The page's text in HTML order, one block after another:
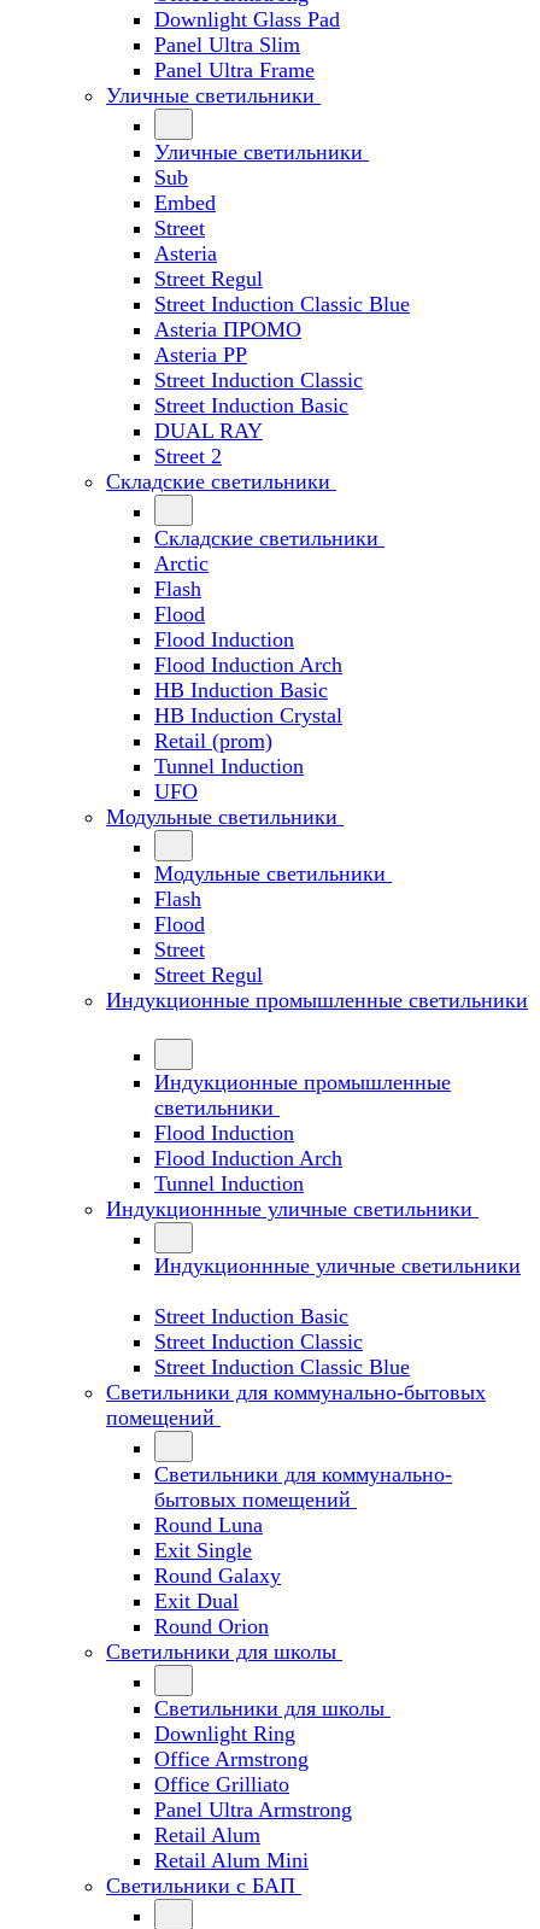
Downlight Glass Pad
Panel Ultra Slim
Panel Ultra Frame
Уличные светильники
Уличные светильники
Sub
Embed
Street
Asteria
Street Regul
Street Induction Classic Blue
Asteria ПРОМО
Asteria PP
Street Induction Classic
Street Induction Basic
DUAL RAY
Street 2
Складские светильники
Складские светильники
Arctic
Flash
Flood
Flood Induction
Flood Induction Arch
HB Induction Basic
HB Induction Crystal
Retail (prom)
Tunnel Induction
UFO
Модульные светильники
Модульные светильники
Flash
Flood
Street
Street Regul
Индукционные промышленные светильники
Индукционные промышленные
светильники
Flood Induction
Flood Induction Arch
Tunnel Induction
Индукционнные уличные светильники
Индукционнные уличные светильники
Street Induction Basic
Street Induction Classic
Street Induction Classic Blue
Светильники для коммунально-бытовых
помещений
Светильники для коммунально-
бытовых помещений
Round Luna
Exit Single
Round Galaxy
Exit Dual
Round Orion
Светильники для школы
Светильники для школы
Downlight Ring
Office Armstrong
Office Grilliato
Panel Ultra Armstrong
Retail Alum
Retail Alum Mini
Светильники с БАП